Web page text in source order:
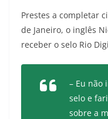
Prestes a completar
de Janeiro, o inglês
receber o selo Rio
– Eu não
selo e
sobre a